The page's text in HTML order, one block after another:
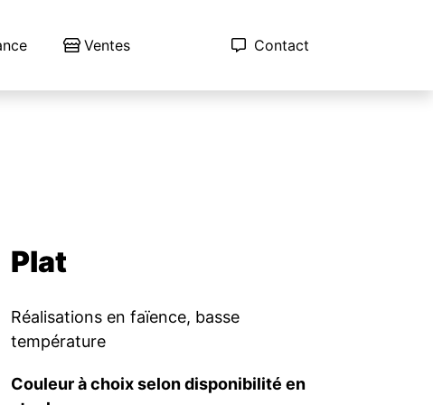
Ventes Contact
Plat
Réalisations en faïence, basse
température
Couleur à choix selon disponibilité en